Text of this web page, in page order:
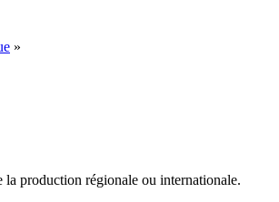
»
la production régionale ou internationale.